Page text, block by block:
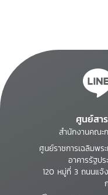
ศูนย์สา
สำนักงานคณะ
ศูนย์ราชการเฉลิมพ
อาคารรัฐป
120 หมู่ที่ 3 ถนนแจ้